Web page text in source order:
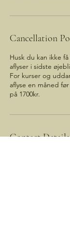
Cancellation
Husk du kan ikke
aflyser i sidste
For kurser og
aflyse en måned
på 1700kr.
Contact Details